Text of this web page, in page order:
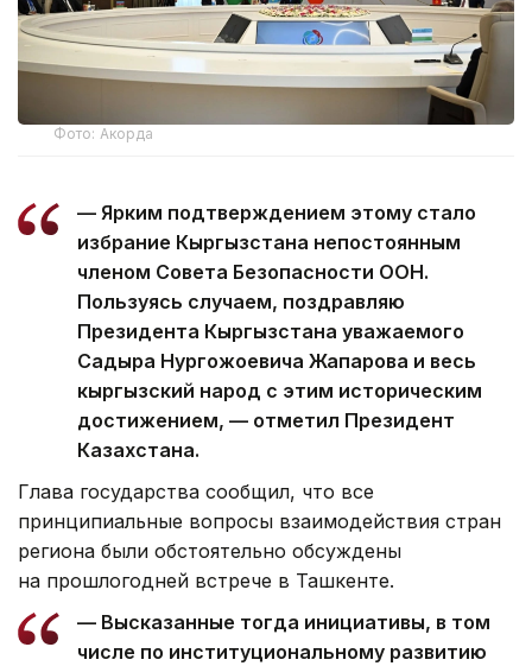
Фото: Акорда
— Ярким подтверждением этому стало
избрание Кыргызстана непостоянным
членом Совета Безопасности ООН.
Пользуясь случаем, поздравляю
Президента Кыргызстана уважаемого
Садыра Нургожоевича Жапарова и весь
кыргызский народ с этим историческим
достижением, — отметил Президент
Казахстана.
Глава государства сообщил, что все
принципиальные вопросы взаимодействия стран
региона были обстоятельно обсуждены
на прошлогодней встрече в Ташкенте.
— Высказанные тогда инициативы, в том
числе по институциональному развитию